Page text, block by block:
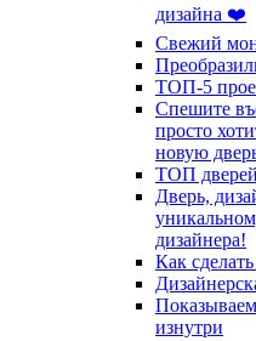
дизайна ❤️
Свежий
ТОП-5
Спешите
просто
новую
ТОП дверей
Дверь,
дизайнера!
Как
изнутри